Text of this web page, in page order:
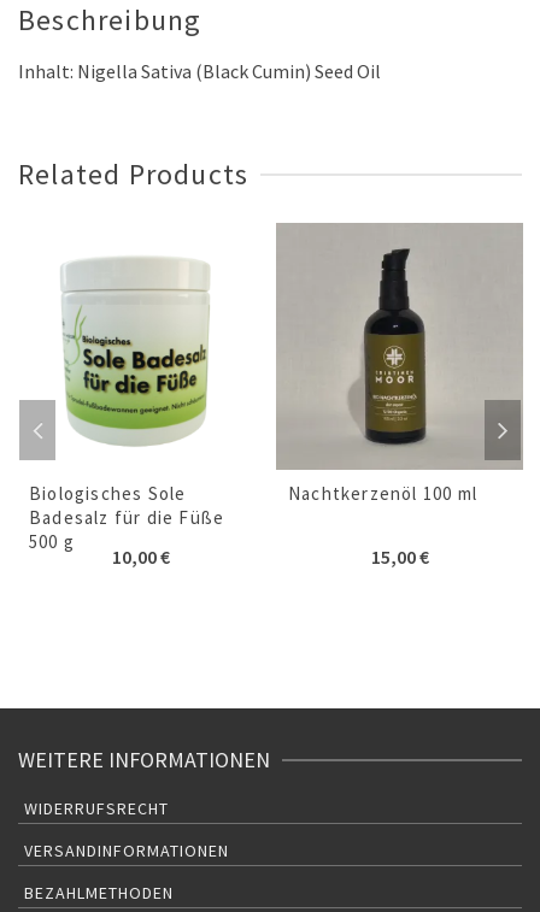
Beschreibung
Inhalt: Nigella Sativa (Black Cumin) Seed Oil
Related Products
Biologisches Sole
Badesalz für die Füße
500 g
10,00€
Nachtkerzenöl 100 ml
15,00€
WEITERE INFORMATIONEN
WIDERRUFSRECHT
VERSANDINFORMATIONEN
BEZAHLMETHODEN